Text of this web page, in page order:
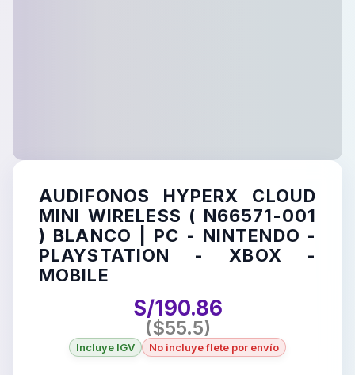
AUDIFONOS HYPERX CLOUD
MINI WIRELESS ( N66571-001
) BLANCO | PC - NINTENDO -
PLAYSTATION - XBOX -
MOBILE
S/190.86
($55.5)
Incluye IGV No incluye flete por envío